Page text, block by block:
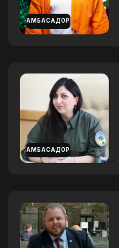
АМБАСАДОР
АМБАСАДОР